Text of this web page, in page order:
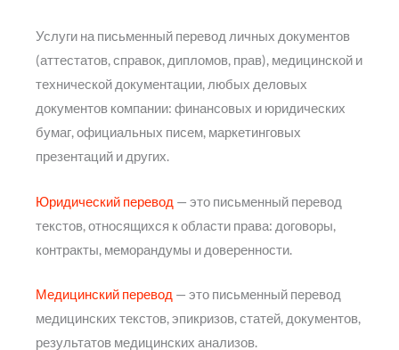
Услуги на письменный перевод личных документов
(аттестатов, справок, дипломов, прав), медицинской и
технической документации, любых деловых
документов компании: финансовых и юридических
бумаг, официальных писем, маркетинговых
презентаций и других.
Юридический перевод — это письменный перевод
текстов, относящихся к области права: договоры,
контракты, меморандумы и доверенности.
Медицинский перевод — это письменный перевод
медицинских текстов, эпикризов, статей, документов,
результатов медицинских анализов.